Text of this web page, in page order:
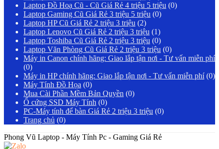
Laptop Đồ Hoạ Cũ - Cũ Giá Rẻ 4 triệu 5 triệu (0)
Laptop Gaming Cũ Giá Rẻ 3 triệu 5 triệu (0)
Laptop HP Cũ Giá Rẻ 2 triệu 3 triệu (2)
Laptop Lenovo Cũ Giá Rẻ 2 triệu 3 triệu (1)
Laptop Toshiba Cũ Giá Rẻ 2 triệu 3 triệu (0)
Laptop Văn Phòng Cũ Giá Rẻ 2 triệu 3 triệu (0)
Máy in Canon chính hãng: Giao lắp tận nơi - Tư vấn miễn phí
(0)
Máy in HP chính hãng: Giao lắp tận nơi - Tư vấn miễn phí (0)
Máy Tính Đồ Họa (0)
Mua Cài Phần Mềm Bản Quyền (0)
Ổ cứng SSD Máy Tính (0)
PC-Máy tính để bàn Giá Rẻ 2 triệu 3 triệu (0)
Trang chủ (0)
Phong Vũ Laptop - Máy Tính Pc - Gaming Giá Rẻ